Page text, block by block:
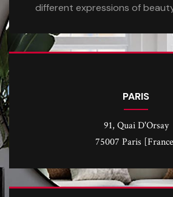
different expressions of
PARIS
91, Quai D'Orsay
75007 Paris